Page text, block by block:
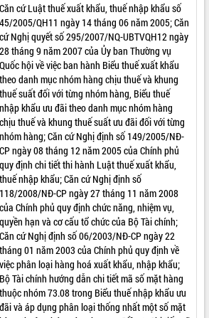
Căn cứ Luật thuế xuất khẩu, thuế nhập khẩu số
45/2005/QH11 ngày 14 tháng 06 năm 2005; Căn
cứ Nghị quyết số 295/2007/NQ-UBTVQH12 ngày
28 tháng 9 năm 2007 của Ủy ban Thường vụ
Quốc hội về việc ban hành Biểu thuế xuất khẩu
theo danh mục nhóm hàng chịu thuế và khung
thuế suất đối với từng nhóm hàng, Biểu thuế
nhập khẩu ưu đãi theo danh mục nhóm hàng
chịu thuế và khung thuế suất ưu đãi đối với từng
nhóm hàng; Căn cứ Nghị định số 149/2005/NĐ-
CP ngày 08 tháng 12 năm 2005 của Chính phủ
quy định chi tiết thi hành Luật thuế xuất khẩu,
thuế nhập khẩu; Căn cứ Nghị định số
118/2008/NĐ-CP ngày 27 tháng 11 năm 2008
của Chính phủ quy định chức năng, nhiệm vụ,
quyền hạn và cơ cấu tổ chức của Bộ Tài chính;
Căn cứ Nghị định số 06/2003/NĐ-CP ngày 22
tháng 01 năm 2003 của Chính phủ quy định về
việc phân loại hàng hoá xuất khẩu, nhập khẩu;
Bộ Tài chính hướng dẫn chi tiết mã số mặt hàng
thuộc nhóm 73.08 trong Biểu thuế nhập khẩu ưu
đãi và áp dụng phân loại thống nhất một số mặt